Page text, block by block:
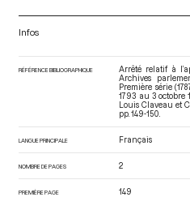
Infos
RÉFÉRENCE BIBLIOGRAPHIQUE
Arrêté relatif à
Archives
Première série
1793 au 3 octobre
Louis Claveau et
pp. 149-150.
LANGUE PRINCIPALE Français
NOMBRE DE PAGES 2
PREMIÈRE PAGE 149